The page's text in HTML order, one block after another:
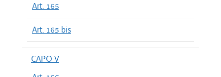
Art. 165
Art. 165 bis
CAPO V